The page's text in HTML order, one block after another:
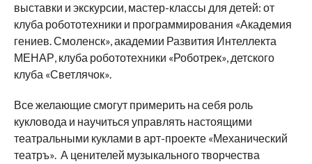
выставки и экскурсии, мастер-классы для детей: от
клуба робототехники и программирования «Академия
гениев. Смоленск», академии Развития Интеллекта
МЕНАР, клуба робототехники «Роботрек», детского
клуба «Светлячок».
Все желающие смогут примерить на себя роль
кукловода и научиться управлять настоящими
театральными куклами в арт-проекте «Механический
театръ». А ценителей музыкального творчества